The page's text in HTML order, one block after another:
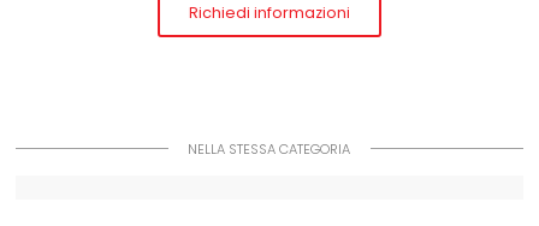
Richiedi informazioni
NELLA STESSA CATEGORIA